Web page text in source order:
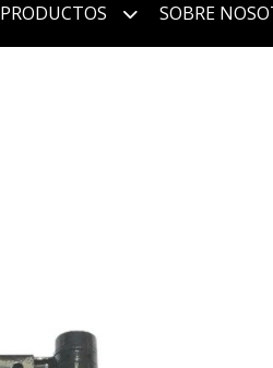
PRODUCTOS SOBRE